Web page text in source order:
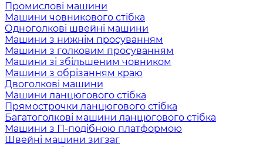
Промислові машини
Машини човникового стібка
Одноголкові швейні машини
Машини з нижнім просуванням
Машини з голковим просуванням
Машини зі збільшеним човником
Машини з обрізанням краю
Двоголкові машини
Машини ланцюгового стібка
Прямострочки ланцюгового стібка
Багатоголкові машини ланцюгового стібка
Машини з П-подібною платформою
Швейні машини зигзаг